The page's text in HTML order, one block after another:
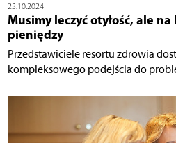
23.10.2024
Musimy leczyć otyłość, ale na
pieniędzy
Przedstawiciele resortu zdrowia
kompleksowego podejścia do